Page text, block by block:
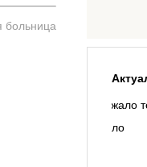
больница
снова подорожало